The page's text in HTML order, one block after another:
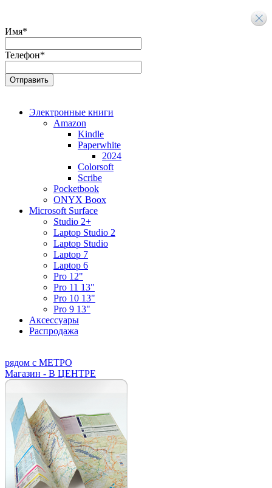
Имя*
Телефон*
Электронные книги
Amazon
Kindle
Paperwhite
2024
Colorsoft
Scribe
Pocketbook
ONYX Boox
Microsoft Surface
Studio 2+
Laptop Studio 2
Laptop Studio
Laptop 7
Laptop 6
Pro 12"
Pro 11 13"
Pro 10 13"
Pro 9 13"
Аксессуары
Распродажа
рядом с МЕТРО
Магазин - В ЦЕНТРЕ